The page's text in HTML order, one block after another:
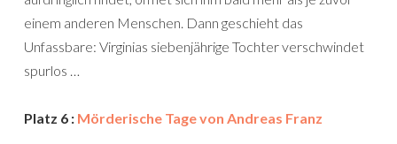
einem anderen Menschen. Dann geschieht das
Unfassbare: Virginias siebenjährige Tochter verschwindet
spurlos …
Platz 6 : Mörderische Tage von Andreas Franz